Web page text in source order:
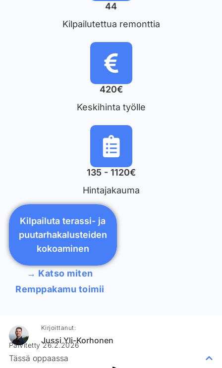
44
Kilpailutettua remonttia
420€
Keskihinta työlle
135 - 1120€
Hintajakauma
Kilpailuta terassi- ja
puutarhakalusteiden
kokoaminen
→ Katso miten
Remppakamu toimii
Kirjoittanut:
Jussi Yli-Korhonen
Päivitetty 26.2.2026
Tässä oppaassa